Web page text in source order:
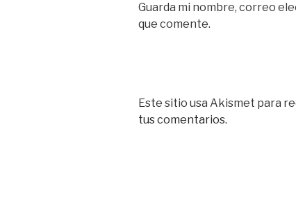
Guarda mi nombre, correo
que comente.
Este sitio usa Akismet para
tus comentarios.